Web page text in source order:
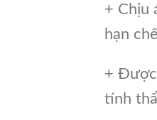
+ Chịu
hạn
+ Được
tính